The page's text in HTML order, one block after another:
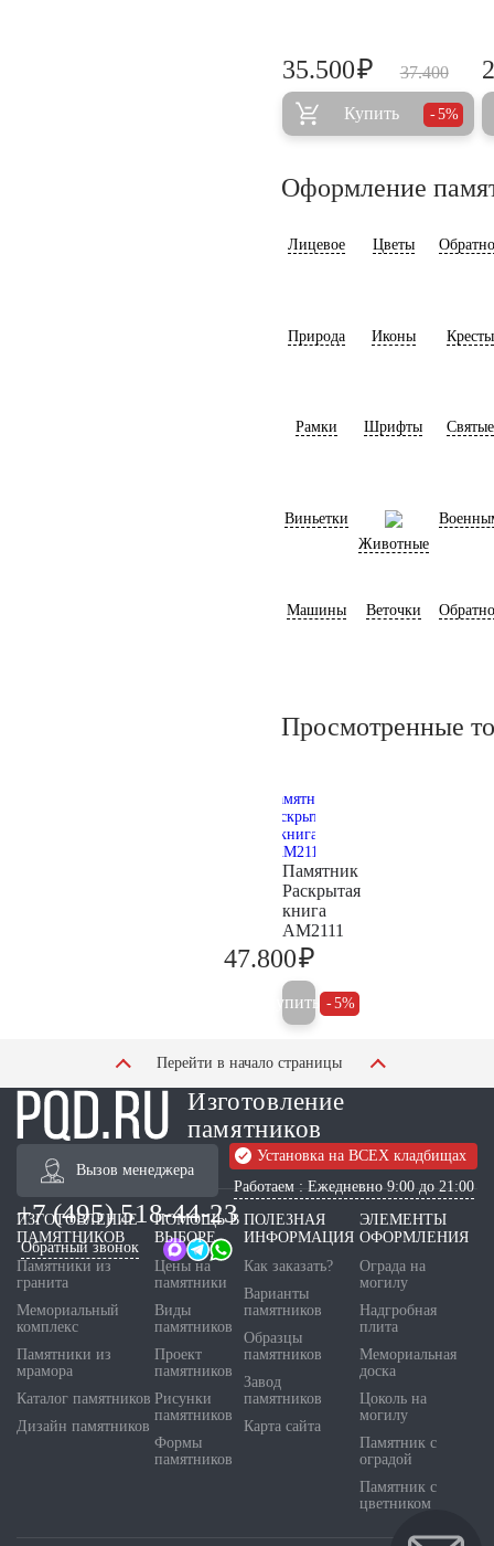
37.400
35.500₽
Купить 5%
Оформление
Лицевое Цветы
Природа Иконы Кресты
Рамки Шрифты Святые
Виньетки
Животные
Машины Веточки
Просмотренные
Памятник
Раскрытая
книга
AM2111
47.800₽
Купить 5%
Перейти в начало страницы
Изготовление
памятников
Вызов менеджера
Установка на ВСЕХ кладбищах
Работаем : Ежедневно 9:00 до 21:00
+7 (495) 518-44-23
Обратный звонок
ИЗГОТОВЛЕНИЕ
ПАМЯТНИКОВ
Памятники из
гранита
Мемориальный
комплекс
Памятники из
мрамора
Каталог памятников
Дизайн памятников
ПОМОЩЬ В
ВЫБОРЕ
Цены на
памятники
Виды
памятников
Проект
памятников
Рисунки
памятников
Формы
памятников
ПОЛЕЗНАЯ
ИНФОРМАЦИЯ
Как заказать?
Варианты
памятников
Образцы
памятников
Завод
памятников
Карта сайта
ЭЛЕМЕНТЫ
ОФОРМЛЕНИЯ
Ограда на
могилу
Надгробная
плита
Мемориальная
доска
Цоколь на
могилу
Памятник с
оградой
Памятник с
цветником